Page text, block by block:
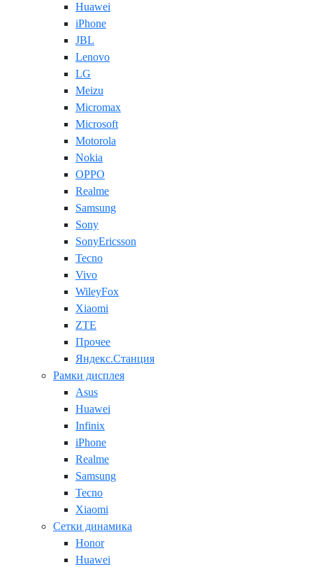
Huawei
iPhone
JBL
Lenovo
LG
Meizu
Micromax
Microsoft
Motorola
Nokia
OPPO
Realme
Samsung
Sony
SonyEricsson
Tecno
Vivo
WileyFox
Xiaomi
ZTE
Прочее
Яндекс.Станция
Рамки дисплея
Asus
Huawei
Infinix
iPhone
Realme
Samsung
Tecno
Xiaomi
Сетки динамика
Honor
Huawei